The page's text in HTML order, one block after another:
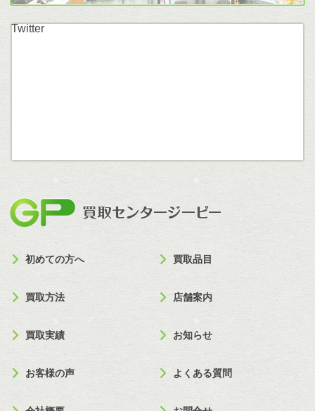
Twitter
初めての方へ 買取品目
買取方法 店舗案内
買取実績 お知らせ
お客様の声 よくある質問